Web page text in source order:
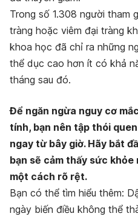
Trong số 1.308 người tham
tràng hoặc viêm đại tràng
khoa học đã chỉ ra những
thể dục cao hơn ít có khả
tháng sau đó.
Để ngăn ngừa nguy cơ
tính, bạn nên tập thói
ngay từ bây giờ. Hãy bắt
bạn sẽ cảm thấy sức
một cách rõ rệt.
Bạn có thể tìm hiểu thêm:
ngày biến điều không thể